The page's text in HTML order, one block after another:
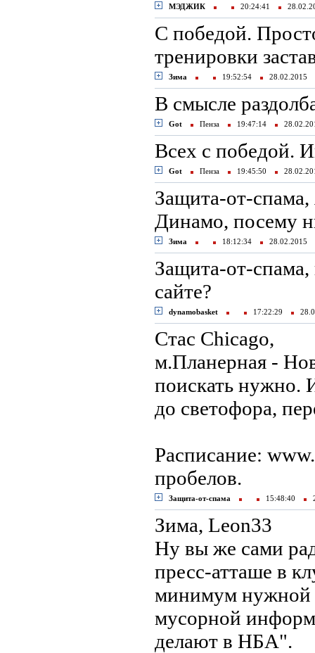
МЭДЖИК 20:24:41
C победой.
тренировки
Зима 19:52:54 28.02.2015
В смысле
Got Пенза 19:47:14
Всех с победой.
Got Пенза 19:45:50
Защита-от-
Динамо, посему
Зима 18:12:34 28.02.2015
Защита-от-
сайте?
dynamobasket 17:22:29
Стас Chicago,
м.Планерная -
поискать нужно.
до светофора,
Расписание:
пробелов.
Защита-от-спама 15:48:40
Зима, Leon33
Ну вы же сами
пресс-атташе в
минимум нужной
мусорной
делают в НБА".